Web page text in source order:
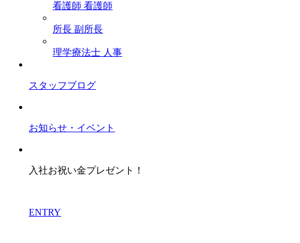
看護師 看護師
所長 副所長
理学療法士 人事
スタッフブログ
お知らせ・イベント
入社お祝い金プレゼント！
ENTRY